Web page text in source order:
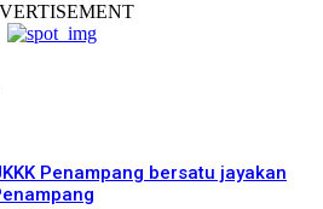
Penampang bersatu jayakan